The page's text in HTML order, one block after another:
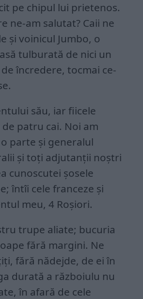
pe chipul lui prietenos.
ne-am salutat? Caii ne
și voinicul Jumbo, o
tulburată de nici un
încredere, tocmai ce-
său, iar fiicele
patru cai. Noi am
parte și generalul
și toți adjutanții noștri
cunoscutei șosele
întîi cele franceze și
meu, 4 Roșiori.
trupe aliate; bucuria
fără margini. Ne
fără nădejde, de ei în
durată a războiulu nu
în afară de cele